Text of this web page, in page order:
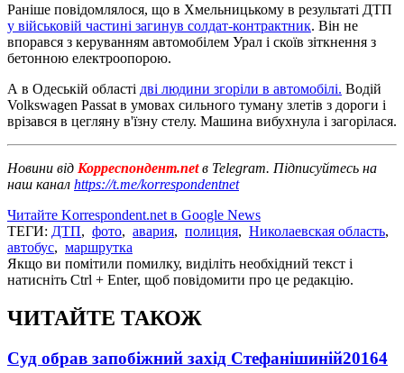
Раніше повідомлялося, що в Хмельницькому в результаті ДТП
у військовій частині загинув солдат-контрактник. Він не
впорався з керуванням автомобілем Урал і скоїв зіткнення з
бетонною електроопорою.
А в Одеській області дві людини згоріли в автомобілі. Водій
Volkswagen Passat в умовах сильного туману злетів з дороги і
врізався в цегляну в'їзну стелу. Машина вибухнула і загорілася.
Новини від Корреспондент.netв Telegram. Підписуйтесь на
наш канал https://t.me/korrespondentnet
Читайте Korrespondent.net в Google News
ТЕГИ: ДТП, фото, авария, полиция, Николаевская область,
автобус, маршрутка
Якщо ви помітили помилку, виділіть необхідний текст і
натисніть Ctrl + Enter, щоб повідомити про це редакцію.
ЧИТАЙТЕ ТАКОЖ
Суд обрав запобіжний захід Стефанішиній20164